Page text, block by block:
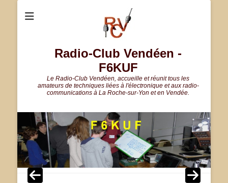
Radio-Club Vendéen -
F6KUF
Le Radio-Club Vendéen, accueille et réunit tous les
amateurs de techniques liées à l'électronique et aux radio-
communications à La Roche-sur-Yon et en Vendée.